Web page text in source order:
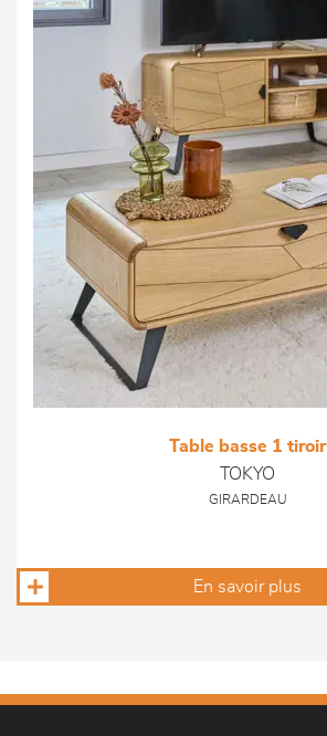
Table basse 1 tiroir
TOKYO
GIRARDEAU
En savoir plus